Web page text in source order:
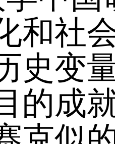
和社
史变
的成